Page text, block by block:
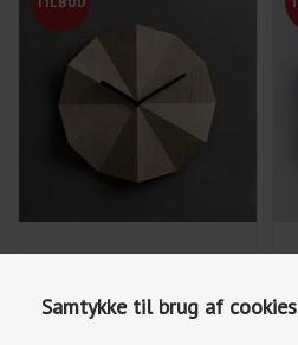
Samtykke til brug af cookies